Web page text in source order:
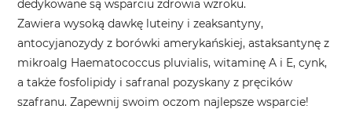
dedykowane są wsparciu zdrowia wzroku.
Zawiera wysoką dawkę luteiny i zeaksantyny,
antocyjanozydy z borówki amerykańskiej, astaksantynę z
mikroalg Haematococcus pluvialis, witaminę A i E, cynk,
a także fosfolipidy i safranal pozyskany z pręcików
szafranu. Zapewnij swoim oczom najlepsze wsparcie!